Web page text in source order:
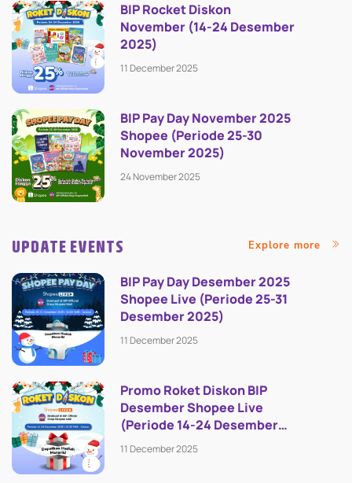
BIP Rocket Diskon
November (14-24 Desember
2025)
11 December 2025
BIP Pay Day November 2025
Shopee (Periode 25-30
November 2025)
24 November 2025
UPDATE EVENTS Explore more
BIP Pay Day Desember 2025
Shopee Live (Periode 25-31
Desember 2025)
11 December 2025
Promo Roket Diskon BIP
Desember Shopee Live
(Periode 14-24 Desember
2025)
11 December 2025